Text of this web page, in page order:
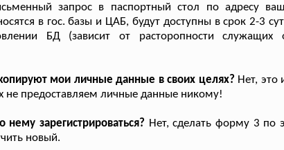
запрос в паспортный стол по адресу
в гос. базы и ЦАБ, будут доступны в срок 2-3
БД (зависит от расторопности служащих
мои личные данные в своих целях? Нет, это
не предоставляем личные данные никому!
зарегистрироваться? Нет, сделать форму 3 по
новый.